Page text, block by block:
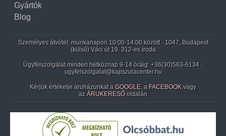
Gyártók
Blog
Személyes átvétel: munkanapon 10:00-14:00 között · 1047, Budapest
(külső) Váci út 19. 312-es iroda
Ügyfélszolgálat minden hétköznap 9-14 óráig: +36(30)563-6134 ·
ugyfelszolgalat@kapszulacenter.hu
Kérjük értékelje áruházunkat a GOOGLE , a FACEBOOK vagy
az ÁRUKERESŐ oldalán